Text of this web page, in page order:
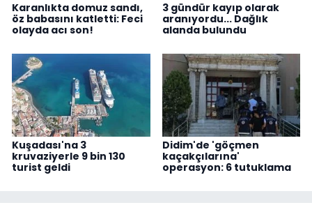
Karanlıkta domuz sandı,
öz babasını katletti: Feci
olayda acı son!
3 gündür kayıp olarak
aranıyordu... Dağlık
alanda bulundu
Kuşadası'na 3
kruvaziyerle 9 bin 130
turist geldi
Didim'de 'göçmen
kaçakçılarına'
operasyon: 6 tutuklama